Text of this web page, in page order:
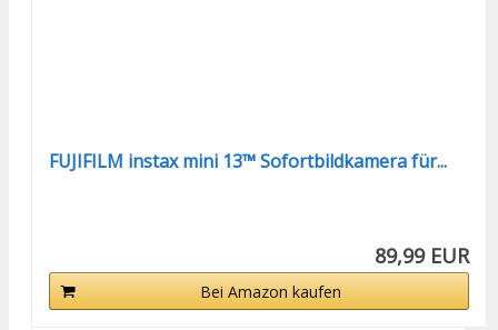
FUJIFILM instax mini 13™ Sofortbildkamera für...
89,99 EUR
Bei Amazon kaufen